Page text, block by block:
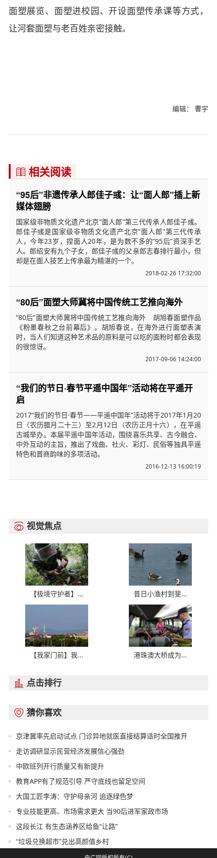
面塑展览、面塑进校园、开设面塑传承课等方式，
让河套面塑与老百姓亲密接触。
编辑： 曹宇
 相关阅读
“95后”非遗传承人郎佳子彧：让“面人郎”插上新
媒体翅膀
国家级非物质文化遗产北京“面人郎”第三代传承人郎佳子彧。
郎佳子彧是国家级非物质文化遗产北京“面人郎”第三代传承
人，今年23岁，捏面人20年，是为数不多的“95后”资深手艺
人。郎绍安有九个子女，郎佳子彧的父亲郎志春排行最小，但
却是在面人技艺上传承最为精湛的一个。
2018-02-26 17:32:00
“80后”面塑大师冀将中国传统工艺推向海外
“80后”面塑大师冀将中国传统工艺推向海外 胡旭春面塑作品
《粉墨春秋之台前幕后》。胡旭春说，在海外进行面塑表演
时，当人们知道这种艺术品的原料是可以吃的面粉时都会表现
的很惊讶。
2017-09-06 14:24:00
“我们的节日·春节平遥中国年”活动将在平遥开
启
2017“我们的节日·春节——平遥中国年”活动将于2017年1月20
日（农历腊月二十三）至2月12日（农历正月十六），在平遥
古城举办。本届平遥中国年活动，围绕喜乐共享、古今融合、
中外互动的主旨，推出了戏曲、社火、彩灯、民俗等独具平遥
特色和晋商韵味的多项活动。
2016-12-13 16:00:19
 视觉焦点
【极境守护者】... 昔日小渔村到斐...
【我家门前】我... 港珠澳大桥成为...
 点击排行
 猜你喜欢
京津冀率先启动试点 门诊异地就医直接结算适时全国推开
走访调研显示民营经济发展信心强劲
中欧班列开行质量又有新提升
教育APP有了规范引导 严守底线也留足空间
大国工匠李涛：守护母亲河 追逐绿色梦
专业技能更高、市场需求更大 当90后进军家政市场
这段长江 有生态涵养区给鱼“让路”
“垃圾兑换超市”兑出高颜值乡村